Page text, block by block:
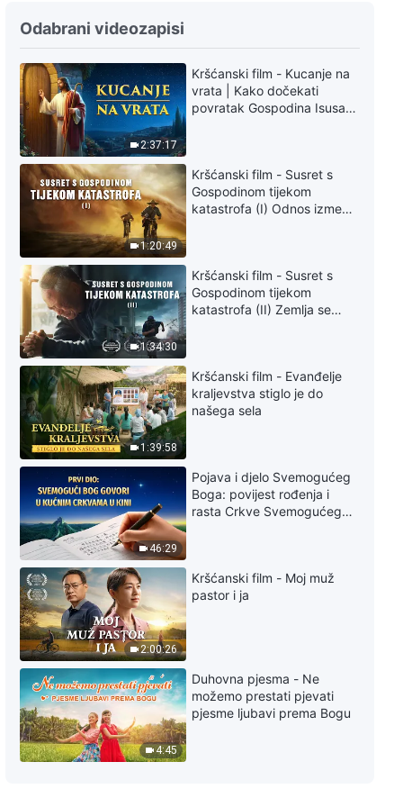
5:07
Svakodnevne riječi Božje: Ulazak
u život, Odlomak 499
7:50
Svakodnevne riječi Božje: Ulazak
u život, Odlomak 500
4:12
Svakodnevne riječi Božje: Ulazak
u život, Odlomak 501
4:37
Svakodnevne riječi Božje: Ulazak
u život, Odlomak 502
5:16
Svakodnevne riječi Božje: Ulazak
u život, Odlomak 503
5:33
Svakodnevne riječi Božje: Ulazak
u život, Odlomak 504
4:30
Svakodnevne riječi Božje: Ulazak
u život, Odlomak 505
6:55
Svakodnevne riječi Božje: Ulazak
u život, Odlomak 506
Odabrani videozapisi
2:37:17
Kršćanski film - Kucanje na
vrata | Kako dočekati
povratak Gospodina Isusa
1:20:49
Kršćanski film - Susret s
Gospodinom tijekom
katastrofa (I) Odnos između
1:34:30
Kršćanski film - Susret s
Gospodinom tijekom
katastrofa (II) Zemlja se
1:39:58
Kršćanski film - Evanđelje
kraljevstva stiglo je do
našega sela
46:29
Pojava i djelo Svemogućeg
Boga: povijest rođenja i
rasta Crkve Svemogućeg
2:00:26
Kršćanski film - Moj muž
pastor i ja
4:45
Duhovna pjesma - Ne
možemo prestati pjevati
pjesme ljubavi prema Bogu